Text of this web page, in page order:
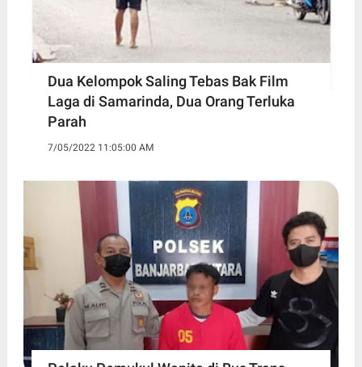
Dua Kelompok Saling Tebas Bak Film
Laga di Samarinda, Dua Orang Terluka
Parah
7/05/2022 11:05:00 AM